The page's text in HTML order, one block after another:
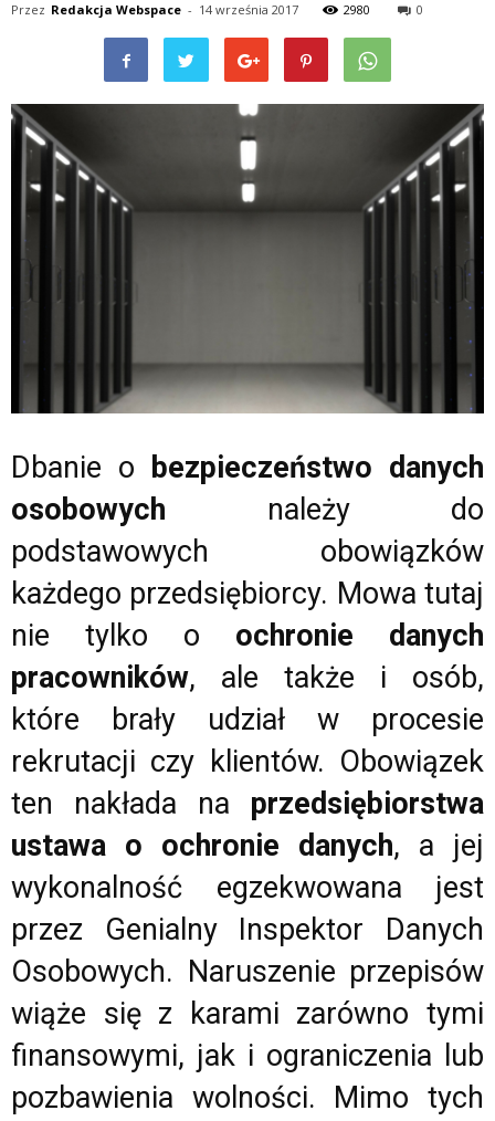
Przez Redakcja Webspace - 14 września 2017 2980 0
Dbanie o bezpieczeństwo danych
osobowych należy do
podstawowych obowiązków
każdego przedsiębiorcy. Mowa tutaj
nie tylko o ochronie danych
pracowników, ale także i osób,
które brały udział w procesie
rekrutacji czy klientów. Obowiązek
ten nakłada na przedsiębiorstwa
ustawa o ochronie danych, a jej
wykonalność egzekwowana jest
przez Genialny Inspektor Danych
Osobowych. Naruszenie przepisów
wiąże się z karami zarówno tymi
finansowymi, jak i ograniczenia lub
pozbawienia wolności. Mimo tych